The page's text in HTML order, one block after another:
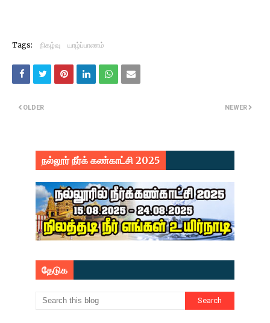
Tags: நிகழ்வு யாழ்ப்பாணம்
NEWER
OLDER
நல்லூர் நீர்க் கண்காட்சி 2025
தேடுக